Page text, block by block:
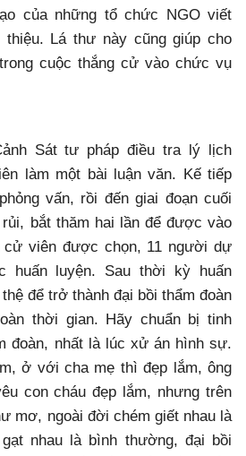
của những tổ chức NGO viết
Lá thư này cũng giúp cho
cuộc thắng cử vào chức vụ
Sát tư pháp điều tra lý lịch
làm một bài luận văn. Kế tiếp
vấn, rồi đến giai đoạn cuối
bắt thăm hai lần để được vào
cử viên được chọn, 11 người dự
huấn luyện. Sau thời kỳ huấn
để trở thành đại bồi thẩm đoàn
thời gian. Hãy chuẩn bị tinh
đoàn, nhất là lúc xử án hình sự.
ở với cha mẹ thì đẹp lắm, ông
con cháu đẹp lắm, nhưng trên
mơ, ngoài đời chém giết nhau là
nhau là bình thường, đại bồi